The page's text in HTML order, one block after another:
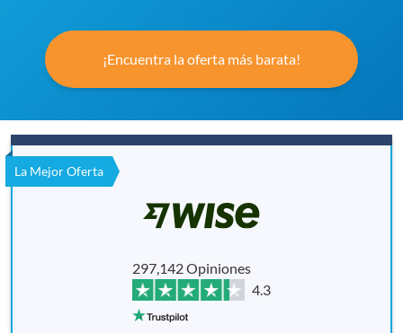
¡Encuentra la oferta más barata!
La Mejor Oferta
297,142 Opiniones
4.3